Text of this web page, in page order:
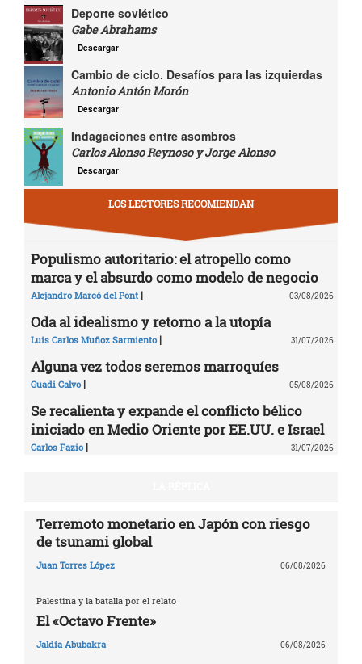
Deporte soviético
Gabe Abrahams
Descargar
Cambio de ciclo. Desafíos para las izquierdas
Antonio Antón Morón
Descargar
Indagaciones entre asombros
Carlos Alonso Reynoso y Jorge Alonso
Descargar
LOS LECTORES RECOMIENDAN
Populismo autoritario: el atropello como
marca y el absurdo como modelo de negocio
Alejandro Marcó del Pont | 03/08/2026
Oda al idealismo y retorno a la utopía
Luis Carlos Muñoz Sarmiento | 31/07/2026
Alguna vez todos seremos marroquíes
Guadi Calvo | 05/08/2026
Se recalienta y expande el conflicto bélico
iniciado en Medio Oriente por EE.UU. e Israel
Carlos Fazio | 31/07/2026
Terremoto monetario en Japón con riesgo
de tsunami global
Juan Torres López 06/08/2026
Palestina y la batalla por el relato
El «Octavo Frente»
Jaldía Abubakra 06/08/2026